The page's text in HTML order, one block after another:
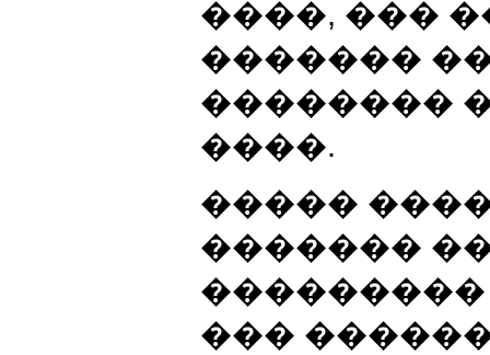
����, ���
�������
��������
����.
�����
�������
���